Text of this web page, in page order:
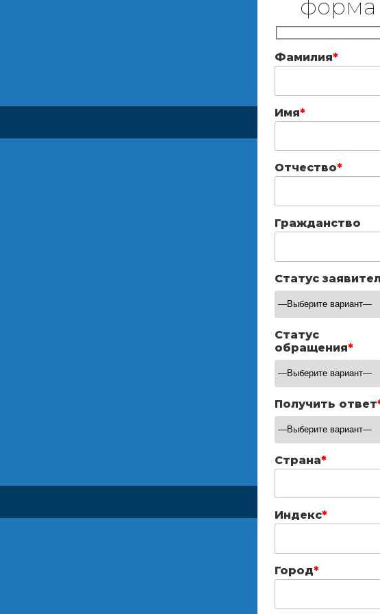
форма
Фамилия*
Имя*
Отчество*
Гражданство
Статус
Статус
обращения*
Получить ответ
Страна*
Индекс*
Город*